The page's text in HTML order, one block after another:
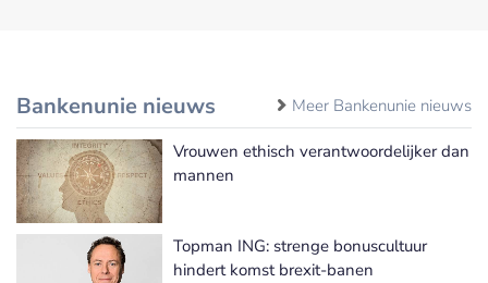
Bankenunie nieuws Meer Bankenunie nieuws
Vrouwen ethisch verantwoordelijker dan
mannen
Topman ING: strenge bonuscultuur
hindert komst brexit-banen